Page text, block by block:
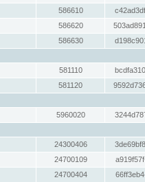
586610
586620
586630
581110
581120
5960020
24300406
24700109
24700404